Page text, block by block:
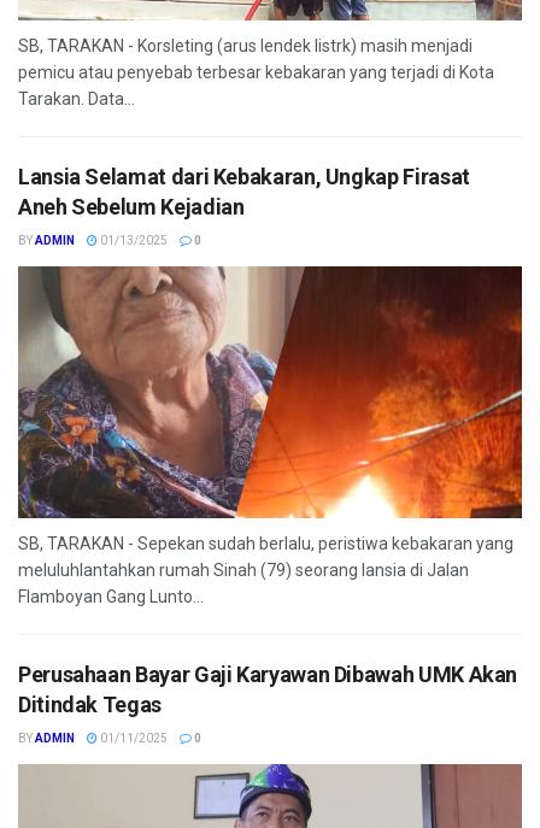
SB, TARAKAN - Korsleting (arus lendek listrk) masih menjadi
pemicu atau penyebab terbesar kebakaran yang terjadi di Kota
Tarakan. Data...
Lansia Selamat dari Kebakaran, Ungkap Firasat
Aneh Sebelum Kejadian
BYADMIN 01/13/2025 0
SB, TARAKAN - Sepekan sudah berlalu, peristiwa kebakaran yang
meluluhlantahkan rumah Sinah (79) seorang lansia di Jalan
Flamboyan Gang Lunto...
Perusahaan Bayar Gaji Karyawan Dibawah UMK Akan
Ditindak Tegas
BYADMIN 01/11/2025 0